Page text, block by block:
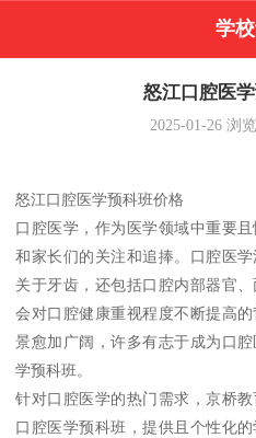
学
怒江口腔医
2025-01-26浏览
怒江口腔医学预科班价格
口腔医学，作为医学领域中重要
和家长们的关注和追捧。口腔医
关于牙齿，还包括口腔内部器官
会对口腔健康重视程度不断提高
景愈加广阔，许多有志于成为口
学预科班。
针对口腔医学的热门需求，京桥
口腔医学预科班，提供且个性化